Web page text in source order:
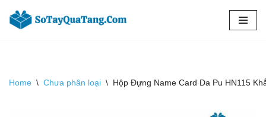
Chuyển
Home \ Chưa phân loại \ Hộp Đựng Name Card Da Pu HN115